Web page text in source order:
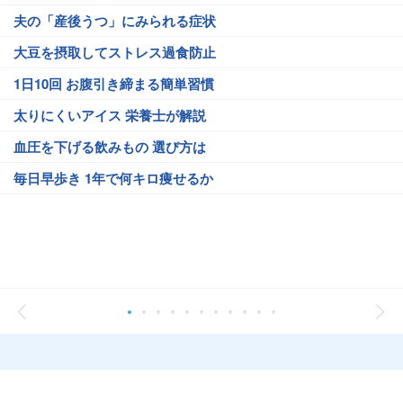
夫の「産後うつ」にみられる症状
大豆を摂取してストレス過食防止
1日10回 お腹引き締まる簡単習慣
太りにくいアイス 栄養士が解説
血圧を下げる飲みもの 選び方は
毎日早歩き 1年で何キロ痩せるか